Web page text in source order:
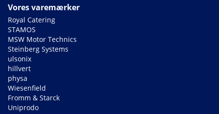
Vores varemærker
Royal Catering
STAMOS
MSW Motor Technics
Steinberg Systems
ulsonix
hillvert
physa
Wiesenfield
Fromm & Starck
Uniprodo